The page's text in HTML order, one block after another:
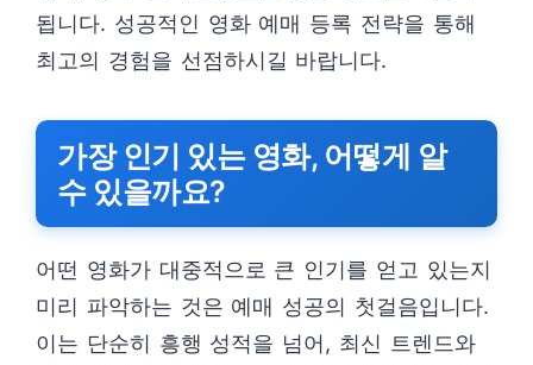
됩니다. 성공적인 영화 예매 등록 전략을 통해
최고의 경험을 선점하시길 바랍니다.
가장 인기 있는 영화, 어떻게 알
수 있을까요?
어떤 영화가 대중적으로 큰 인기를 얻고 있는지
미리 파악하는 것은 예매 성공의 첫걸음입니다.
이는 단순히 흥행 성적을 넘어, 최신 트렌드와